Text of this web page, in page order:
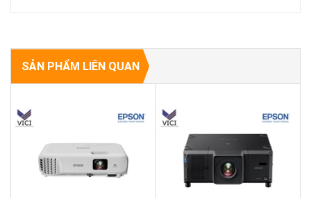
SẢN PHẨM LIÊN QUAN